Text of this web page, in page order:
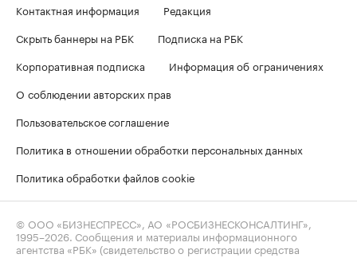
Контактная информация
Редакция
Скрыть баннеры на РБК
Подписка на РБК
Корпоративная подписка
Информация об ограничениях
О соблюдении авторских прав
Пользовательское соглашение
Политика в отношении обработки персональных данных
Политика обработки файлов cookie
© ООО «БИЗНЕСПРЕСС», АО «РОСБИЗНЕСКОНСАЛТИНГ»,
1995–2026 . Сообщения и материалы информационного
агентства «РБК» (свидетельство о регистрации средства